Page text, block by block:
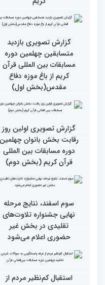
گزارش تصویری دومین روز
رقابت بخش برادران
چهلمین دوره مسابقات
بین‌المللی قرآن کریم(بخش
دوم)
گزارش تصویری مراسم قرعه
کشی متسابقین بخش
بانوان چهلمین دوره
مسابقات بین المللی قرآن
گزارش تصویری بازدید
متسابقین چهلمین دوره
مسابقات بین المللی قرآن
مقدس(بخش اول)